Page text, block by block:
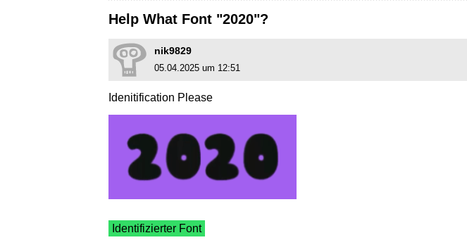
Help What Font "2020"?
nik9829
05.04.2025 um 12:51
Idenitification Please
Identifizierter Font